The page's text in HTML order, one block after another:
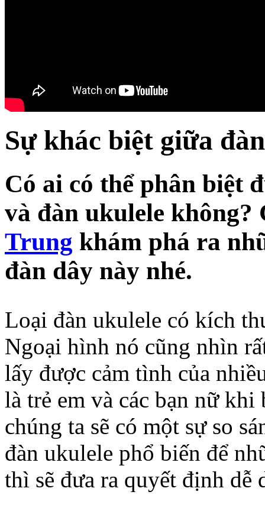
Sự khác biệt giữa
Có ai có thể phân biệt
và đàn ukulele
Trung khám phá ra
đàn dây này nhé.
Loại đàn ukulele có kích
Ngoại hình nó cũng nhìn
lấy được cảm tình của
là trẻ em và các bạn nữ
chúng ta sẽ có một sự so
đàn ukulele phổ biến để
thì sẽ đưa ra quyết định dễ